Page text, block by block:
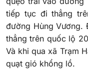
tiếp tục đi thẳng
đường Hùng
thẳng trên quốc lộ
Và khi qua xã Trạm
quạt gió khổng lồ.